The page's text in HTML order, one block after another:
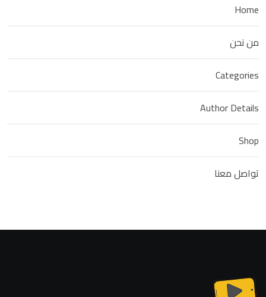
Home
من نحن
Categories
Author Details
Shop
تواصل معنا